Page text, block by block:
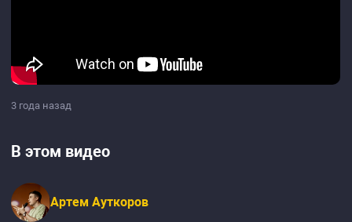
3 года назад
В этом видео
Артем Ауткоров